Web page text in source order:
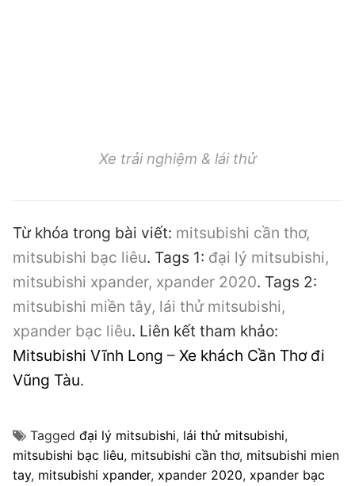
Xe trải nghiệm & lái thử
Từ khóa trong bài viết: mitsubishi cần thơ,
mitsubishi bạc liêu. Tags 1: đại lý mitsubishi,
mitsubishi xpander, xpander 2020. Tags 2:
mitsubishi miền tây, lái thử mitsubishi,
xpander bạc liêu. Liên kết tham khảo:
Mitsubishi Vĩnh Long – Xe khách Cần Thơ đi
Vũng Tàu.
Tagged đại lý mitsubishi, lái thử mitsubishi,
mitsubishi bạc liêu, mitsubishi cần thơ, mitsubishi mien
tay, mitsubishi xpander, xpander 2020, xpander bạc